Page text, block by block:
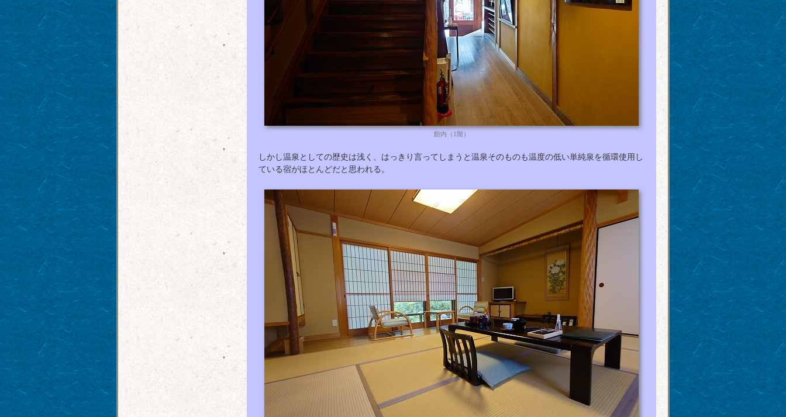
館内（1階）
しかし温泉としての歴史は浅く、はっきり言ってしまうと温泉そのものも温度の低い単純泉を循環使用し
ている宿がほとんどだと思われる。